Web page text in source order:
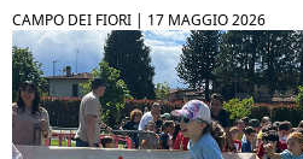
CAMPO DEI FIORI | 17 MAGGIO 2026